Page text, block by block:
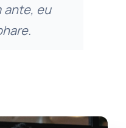
eu